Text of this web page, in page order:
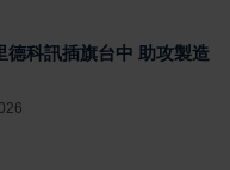
德科訊插旗台中 助攻製造